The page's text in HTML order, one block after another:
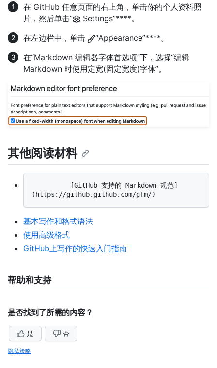
在 GitHub 任意页面的右上角，单击你的个人资料照
片，然后单击“
Settings”****。
在左边栏中，单击
“Appearance”****。
在“Markdown 编辑器字体首选项”下，选择“编辑
Markdown 时使用定宽(固定宽度)字体”。
其他阅读材料
基本写作和格式语法
使用高级格式
GitHub上写作的快速入门指南
帮助和支持
是否找到了所需的内容？
是 否
隐私策略